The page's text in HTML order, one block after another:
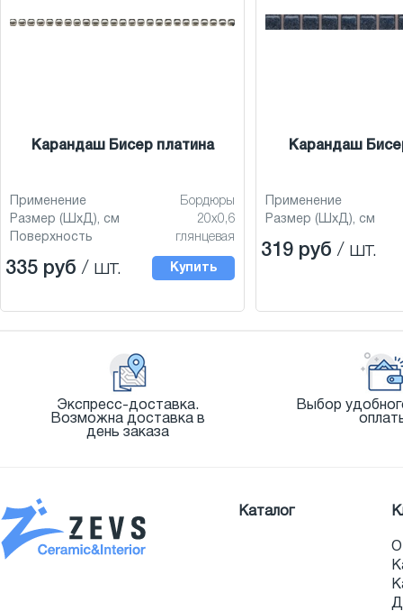
Карандаш Бисер платина
Применение
Бордюры
Размер (ШхД), см
20x0,6
Поверхность
глянцевая
335 руб / шт. Купить
Карандаш
Применение
Размер (ШхД), см
319 руб / шт.
Экспресс-доставка.
Возможна доставка в
день заказа
Выбор
Каталог
О